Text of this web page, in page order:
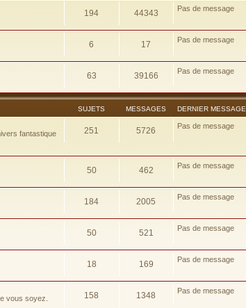
194 44343 Pas de message
6 17 Pas de message
63 39166 Pas de message
SUJETS MESSAGES DERNIER MESSAGE
fantastique
251 5726 Pas de message
50 462 Pas de message
184 2005 Pas de message
50 521 Pas de message
18 169 Pas de message
vous soyez.
158 1348 Pas de message